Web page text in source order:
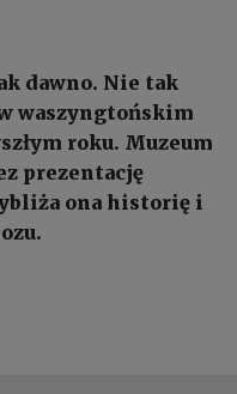
dawno. Nie tak
waszyngtońskim
roku. Muzeum
prezentację
ona historię i